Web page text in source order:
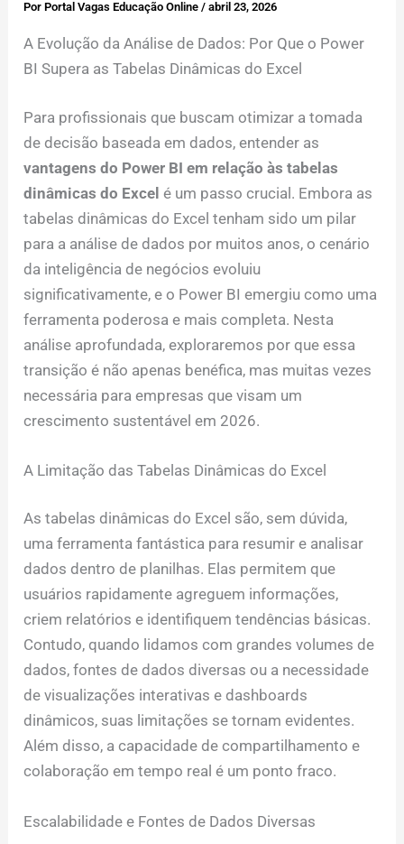
PorPortal Vagas Educação Online/abril 23, 2026
A Evolução da Análise de Dados: Por Que o Power
BI Supera as Tabelas Dinâmicas do Excel
Para profissionais que buscam otimizar a tomada
de decisão baseada em dados, entender as
vantagens do Power BI em relação às tabelas
dinâmicas do Excel é um passo crucial. Embora as
tabelas dinâmicas do Excel tenham sido um pilar
para a análise de dados por muitos anos, o cenário
da inteligência de negócios evoluiu
significativamente, e o Power BI emergiu como uma
ferramenta poderosa e mais completa. Nesta
análise aprofundada, exploraremos por que essa
transição é não apenas benéfica, mas muitas vezes
necessária para empresas que visam um
crescimento sustentável em 2026.
A Limitação das Tabelas Dinâmicas do Excel
As tabelas dinâmicas do Excel são, sem dúvida,
uma ferramenta fantástica para resumir e analisar
dados dentro de planilhas. Elas permitem que
usuários rapidamente agreguem informações,
criem relatórios e identifiquem tendências básicas.
Contudo, quando lidamos com grandes volumes de
dados, fontes de dados diversas ou a necessidade
de visualizações interativas e dashboards
dinâmicos, suas limitações se tornam evidentes.
Além disso, a capacidade de compartilhamento e
colaboração em tempo real é um ponto fraco.
Escalabilidade e Fontes de Dados Diversas